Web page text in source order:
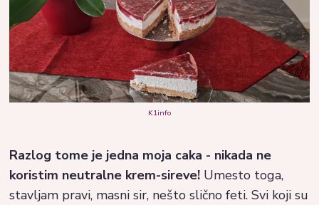
K1info
Razlog tome je jedna moja caka - nikada ne
koristim neutralne krem-sireve! Umesto toga,
stavljam pravi, masni sir, nešto slično feti. Svi koji su